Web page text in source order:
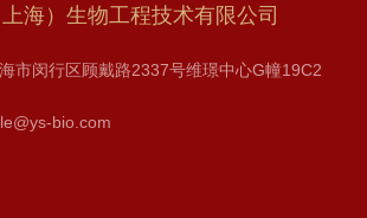
海）生物工程技术有限公司
市闵行区顾戴路2337号维璟中心G幢19C2
bio.com